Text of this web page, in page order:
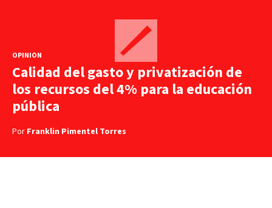
OPINIÓN
Calidad del gasto y privatización de
los recursos del 4% para la educación
pública
Por Franklin Pimentel Torres